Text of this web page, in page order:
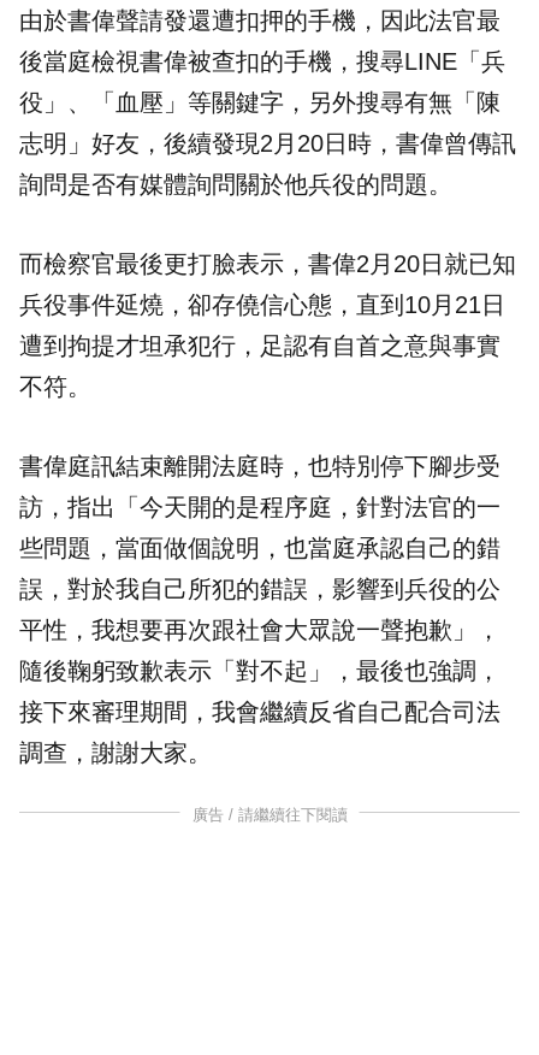
由於書偉聲請發還遭扣押的手機，因此法官最
後當庭檢視書偉被查扣的手機，搜尋LINE「兵
役」、「血壓」等關鍵字，另外搜尋有無「陳
志明」好友，後續發現2月20日時，書偉曾傳訊
詢問是否有媒體詢問關於他兵役的問題。
而檢察官最後更打臉表示，書偉2月20日就已知
兵役事件延燒，卻存僥信心態，直到10月21日
遭到拘提才坦承犯行，足認有自首之意與事實
不符。
書偉庭訊結束離開法庭時，也特別停下腳步受
訪，指出「今天開的是程序庭，針對法官的一
些問題，當面做個說明，也當庭承認自己的錯
誤，對於我自己所犯的錯誤，影響到兵役的公
平性，我想要再次跟社會大眾說一聲抱歉」，
隨後鞠躬致歉表示「對不起」，最後也強調，
接下來審理期間，我會繼續反省自己配合司法
調查，謝謝大家。
廣告 / 請繼續往下閱讀